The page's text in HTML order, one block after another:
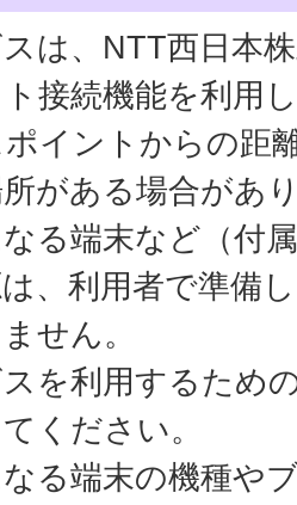
は、NTT西日本
接続機能を利用
イントからの距
がある場合があ
る端末など（付
、利用者で準備
せん。
を利用するため
ください。
る端末の機種や